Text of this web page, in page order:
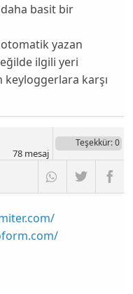
basit bir
otomatik yazan
ilgili yeri
karşı
Teşekkür: 0
78mesaj